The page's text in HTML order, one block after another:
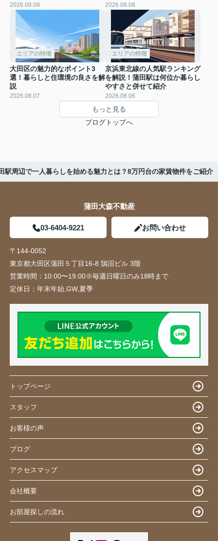
2026.08.09 2026.08.08
エリアの特徴
大田区の魅力的なポイント3
選！暮らしと住環境の良さを解
説
2026.08.07
エリアの特徴
京浜東北線の人気駅ランキング
を解説！蒲田駅は何位か暮らし
やすさと併せて紹介
2026.08.06
もっと見る
ブログトップへ
駅周辺で一人暮らしを始める魅力とは？8万円台の家賃物件をご紹介
蒲田大森不動産
03-6404-9221 お問い合わせ
〒144-0052
東京都大田区蒲田５丁目16-8 鵠沼ビル 3階
営業時間： 10:00〜19:00※毎週日曜日のみ18時まで
定休日： 年末年始,GW,夏季
トップページ
スタッフ
お客様の声
ブログ
アクセスマップ
会社概要
お部屋探しの流れ